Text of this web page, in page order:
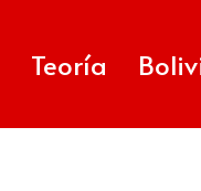
Teoría